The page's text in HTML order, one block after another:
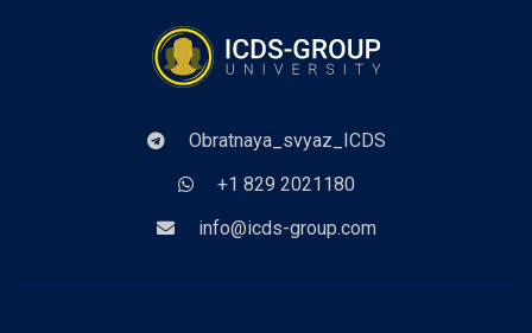
Obratnaya_svyaz_ICDS
+1 829 2021180
info@icds-group.com